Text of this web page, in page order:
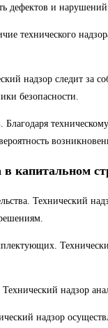
дефектов и
технического
надзор следит за
безопасности.
в капитальном
Технический
надзор
надзор